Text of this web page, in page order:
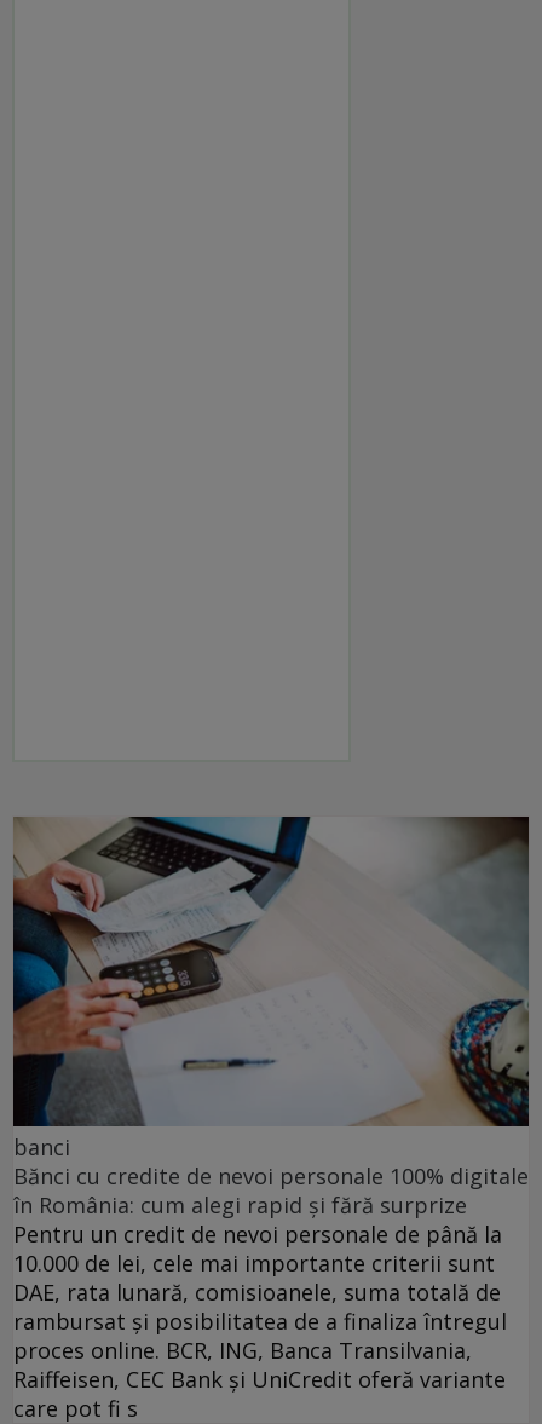
banci
Bănci cu credite de nevoi personale 100% digitale
în România: cum alegi rapid și fără surprize
Pentru un credit de nevoi personale de până la
10.000 de lei, cele mai importante criterii sunt
DAE, rata lunară, comisioanele, suma totală de
rambursat și posibilitatea de a finaliza întregul
proces online. BCR, ING, Banca Transilvania,
Raiffeisen, CEC Bank și UniCredit oferă variante
care pot fi s